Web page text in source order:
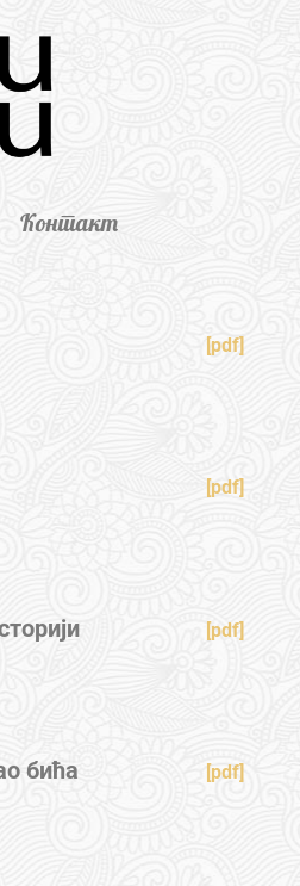
Контакт
[pdf]
[pdf]
[pdf]
бића
[pdf]